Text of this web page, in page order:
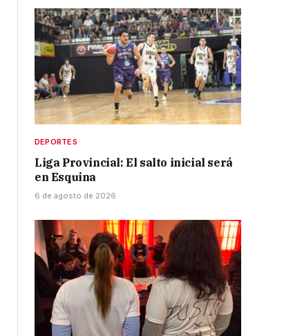
DEPORTES
Liga Provincial: El salto inicial será
en Esquina
6 de agosto de 2026